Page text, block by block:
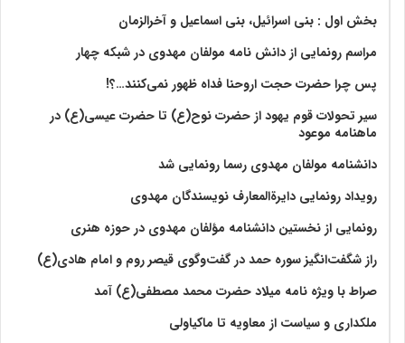
بخش اول : بنی اسرائیل، بنی اسماعیل و آخرالزمان
مراسم رونمایی از دانش نامه مولفان مهدوی در شبکه چهار
پس چرا حضرت حجت اروحنا فداه ظهور نمی‌کنند…؟!
سیر تحولات قوم یهود از حضرت نوح(ع) تا حضرت عیسی(ع) در
ماهنامه موعود
دانشنامه مولفان مهدوی رسما رونمایی شد
رویداد رونمایی دایرةالمعارف نویسندگان مهدوی
رونمایی از نخستین دانشنامه مؤلفان مهدوی در حوزه هنری
راز شگفت‌انگیز سوره حمد در گفت‌وگوی قیصر روم و امام هادی(ع)
صراط با ویژه نامه میلاد حضرت محمد مصطفی(ع) آمد
ملکداری و سیاست از معاویه تا ماکیاولی